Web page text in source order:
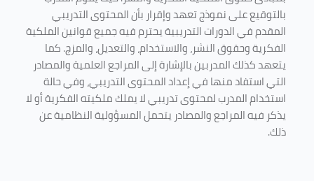
بالتوقيع على نموذج تعهد وإقرار بأن المحتوى التدريبي
المقدم في الدورات التدريبية يحترم فيه جميع قوانين الملكية
الفكرية وحقوق النشر، والاستخدام، والتعديل، والمزج. كما
يتعهد كذلك المدربين بالإشارة إلى المراجع العلمية والمصادر
التي استفاد منها في إعداد المحتوى التدريبي، وفي حالة
استخدام المدرب لمحتوى تدريبي لا يملك ملكيته الفكرية أو لا
يذكر فيه المراجع والمصادر يتحمل المسؤولية النظامية عن
ذلك.